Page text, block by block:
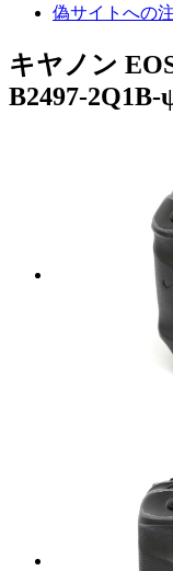
偽サイトへの
キヤノン
B2497-2Q1B-